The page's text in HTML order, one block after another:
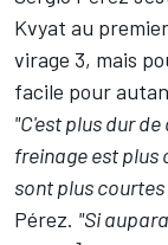
Kvyat au
virage 3, mais
facile pour
"C'est plus dur
freinage est plus
sont plus
Pérez. "Si